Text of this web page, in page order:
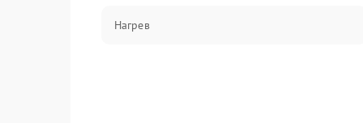
Нагрев